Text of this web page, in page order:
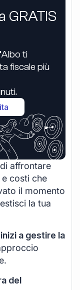
ti
fiscale più
affrontare
costi che
il momento
la tua
a gestire la
del